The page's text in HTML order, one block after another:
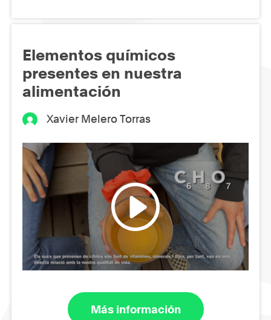
Elementos químicos
presentes en nuestra
alimentación
Xavier Melero Torras
Más información